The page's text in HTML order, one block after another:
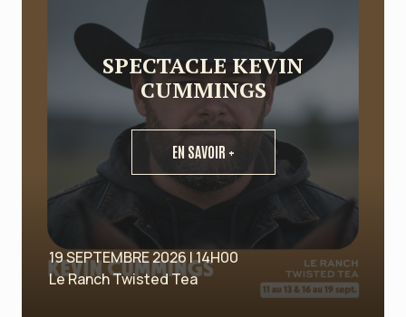
SPECTACLE KEVIN
CUMMINGS
EN SAVOIR +
19 SEPTEMBRE 2026 | 14H00
Le Ranch Twisted Tea